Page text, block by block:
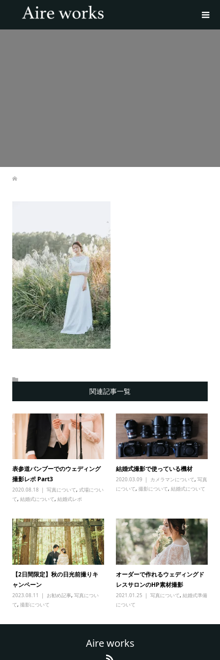
関連記事一覧
表参道バンブーでのウェディング
撮影レポ Part3
2020.08.18 写真について, 式場につい
て, 結婚式について, 結婚式レポ
結婚式撮影で使っている機材
2020.03.09 カメラマンについて,写真
について,撮影について,結婚式について
【2日間限定】秋の日光前撮りキ
ャンペーン
2023.08.11 お勧め記事, 写真につい
て, 撮影について
オーダーで作れるウェディングド
レスサロンのHP素材撮影
2021.01.25 写真について,結婚式準備
について
Aire works